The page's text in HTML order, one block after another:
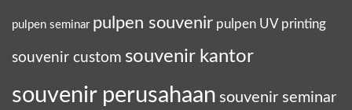
pulpen seminar pulpen souvenir pulpen UV printing
souvenir custom souvenir kantor
souvenir perusahaan souvenir seminar